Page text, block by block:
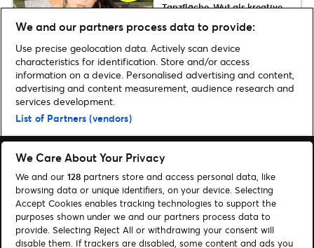
Tanzfläche, Wut als kreative
sein
Home Musik
Elton John und Rina Sawayama veröffentlichen
gemeinsamen Song „Chosen Family“
Suchen
Cookie-Einwilligungstool
We and our partners process data to provide:
Use precise geolocation data. Actively scan device
characteristics for identification. Store and/or access
information on a device. Personalised advertising and content,
advertising and content measurement, audience research and
services development.
List of Partners (vendors)
We Care About Your Privacy
We and our 128 partners store and access personal data, like
browsing data or unique identifiers, on your device. Selecting
Accept Cookies enables tracking technologies to support the
purposes shown under we and our partners process data to
provide. Selecting Reject All or withdrawing your consent will
disable them. If trackers are disabled, some content and ads you